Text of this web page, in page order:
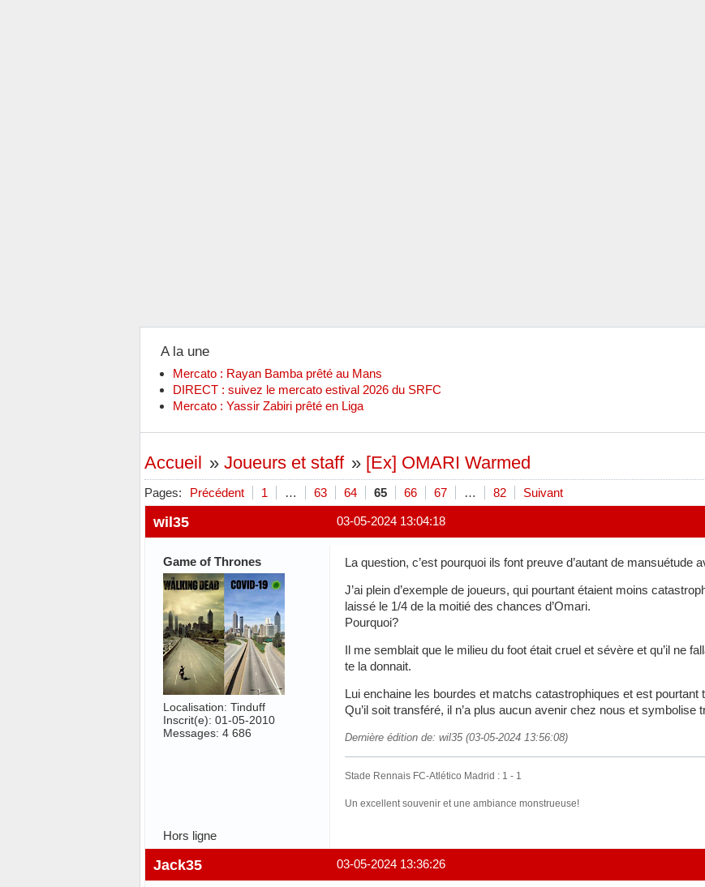
A la une
Mercato : Rayan Bamba prêté au Mans
DIRECT : suivez le mercato estival 2026 du SRFC
Mercato : Yassir Zabiri prêté en Liga
Accueil » Joueurs et staff » [Ex] OMARI Warmed
Pages: Précédent 1 … 63 64 65 66 67 … 82 Suivant
03-05-2024 13:04:18
wil35
Game of Thrones
Localisation: Tinduff
Inscrit(e): 01-05-2010
Messages: 4 686
La question, c’est pourquoi ils font preuve d’autant de mansuétude
J’ai plein d’exemple de joueurs, qui pourtant étaient moins
laissé le 1/4 de la moitié des chances d’Omari.
Pourquoi?
Il me semblait que le milieu du foot était cruel et sévère et qu’il ne
te la donnait.
Lui enchaine les bourdes et matchs catastrophiques et est pourtant
Qu’il soit transféré, il n’a plus aucun avenir chez nous et symbolise
Dernière édition de: wil35 (03-05-2024 13:56:08)
Stade Rennais FC-Atlético Madrid : 1 - 1
Un excellent souvenir et une ambiance monstrueuse!
Hors ligne
03-05-2024 13:36:26
Jack35